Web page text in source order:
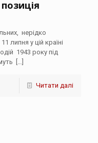
нерідко
липня у цій країні
1943 року під
[…]
Читати далі